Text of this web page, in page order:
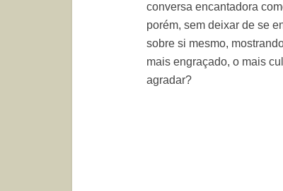
conversa encantadora
porém, sem deixar de se
sobre si mesmo,
mais engraçado, o mais
agradar?